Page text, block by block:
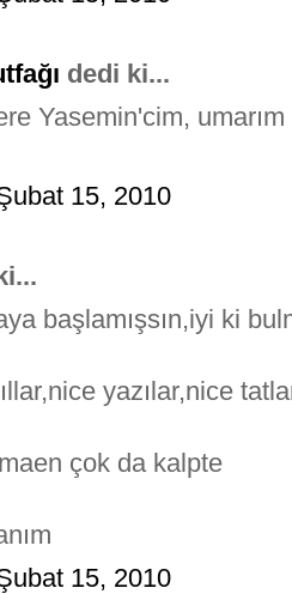
dedi ki...
Yasemin'cim,
15, 2010
başlamışsın,iyi ki
yazılar,nice
çok da kalpte
15, 2010